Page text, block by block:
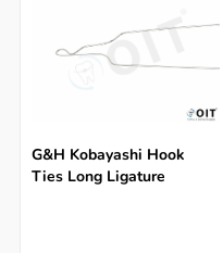
G&H Kobayashi Hook
Ties Long Ligature